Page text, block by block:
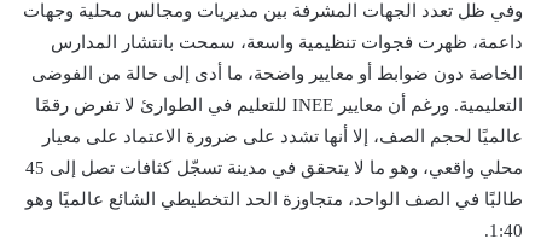
وفي ظل تعدد الجهات المشرفة بين مديريات ومجالس محلية وجهات
داعمة، ظهرت فجوات تنظيمية واسعة، سمحت بانتشار المدارس
الخاصة دون ضوابط أو معايير واضحة، ما أدى إلى حالة من الفوضى
التعليمية. ورغم أن معايير INEE للتعليم في الطوارئ لا تفرض رقمًا
عالميًا لحجم الصف، إلا أنها تشدد على ضرورة الاعتماد على معيار
محلي واقعي، وهو ما لا يتحقق في مدينة تسجّل كثافات تصل إلى 45
طالبًا في الصف الواحد، متجاوزة الحد التخطيطي الشائع عالميًا وهو
1:40.